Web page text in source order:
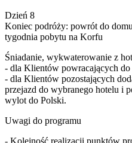
Dzień 8
Koniec podróży: powrót do
tygodnia pobytu na Korfu
Śniadanie, wykwaterowanie z
- dla Klientów powracających
- dla Klientów pozostających
przejazd do wybranego hotelu i
wylot do Polski.
Uwagi do programu
- Kolejność realizacji punktów